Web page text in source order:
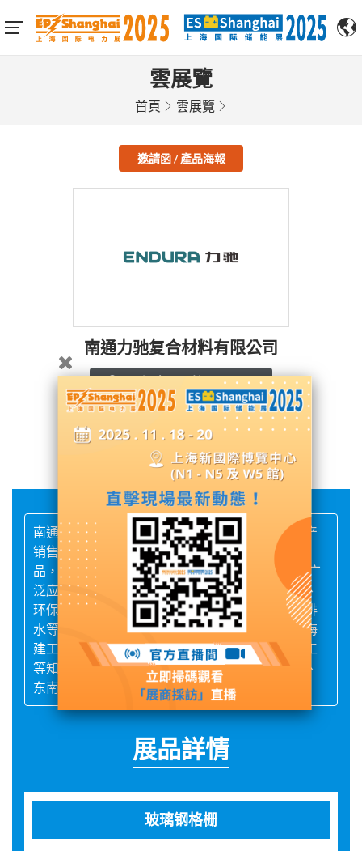
雲展覽
首頁 雲展覽
邀請函 / 產品海報
南通力驰复合材料有限公司
展台號: W5館 - W5S21
聯繫供應商
南通力驰复合材料有限公司是一家专业研发、生产
销售玻璃钢格栅、玻璃钢盖板，玻璃钢型材等产
品，并获得挪威船级社DNV认证证书，公司产品广
泛应用于船舶制造、风力光伏发电、石油、化工、
环保、电厂、锂电产业、制药、印染、酿造、给排
水等行业，与宝钢股份、台积电、天铁冶金、上海
建工、上海市政、五矿集团、惠生重工、中远重工
等知名企业合作。产品同时还出口至北美、欧洲、
东南亚等几十个国际和地区。
展品詳情
玻璃钢格栅